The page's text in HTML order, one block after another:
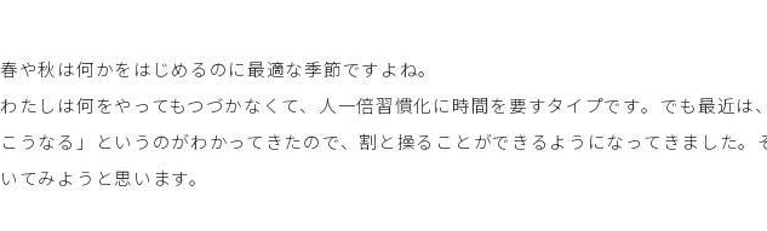
春や秋は何かをはじめるのに最適な季節ですよね。
わたしは何をやってもつづかなくて、人一倍習慣化に時間を要すタイプです。でも最近は
こうなる」というのがわかってきたので、割と操ることができるようになってきました。
いてみようと思います。